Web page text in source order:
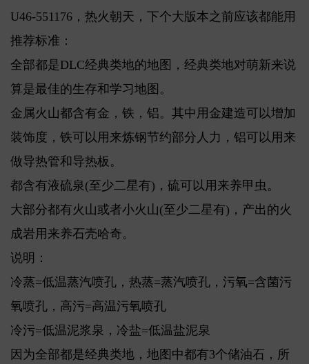
U46-551176，热火朝天，下个大版本之前应该都能用
推荐标准：
全部都是DLC经典类地的地图，经典类地对萌新来说
算是最佳的生存和学习地图。
金属火山都含有金，铁，铝。其中用金建造可以增加
装饰度，铁可以用来炼钢节约部分人力，铝可以用来
做导热管和导热板。
都含有液硫泉(至少二星有)，硫可以用来养甲虫。
大部分都有火山或者小火山(至少二星有)，产出的火
成岩用来养石壳哈奇。
说明：
冷蒸=低温蒸汽喷孔，热蒸=蒸汽喷孔，污氧=含菌污
氧喷孔，高污=高温污氧喷孔
冷污=低温泥浆泉，冷盐=低温盐泥泉
因为全部都是经典类地，地图中都有3个储油石，所